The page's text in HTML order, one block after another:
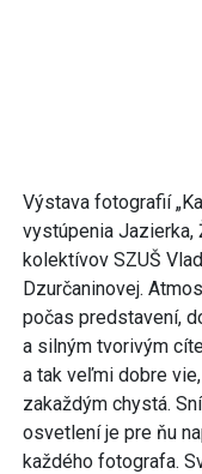
Výstava fotografií
vystúpenia Jazierka,
kolektívov SZUŠ
Dzurčaninovej.
počas predstavení,
a silným tvorivým
a tak veľmi dobre
zakaždým chystá.
osvetlení je pre ňu
každého fotografa.